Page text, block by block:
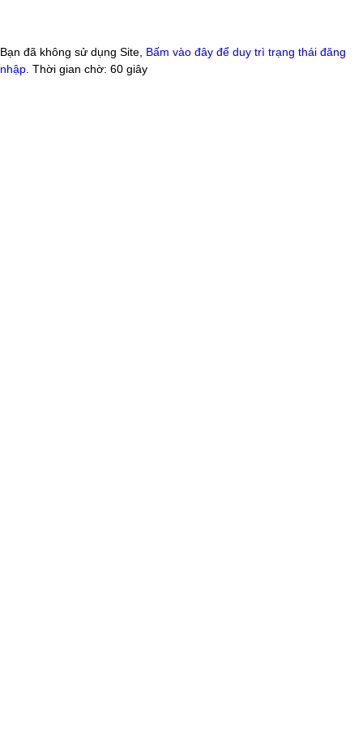
Bạn đã không sử dụng Site, Bấm vào đây để duy trì trạng thái đăng
nhập . Thời gian chờ: 60 giây